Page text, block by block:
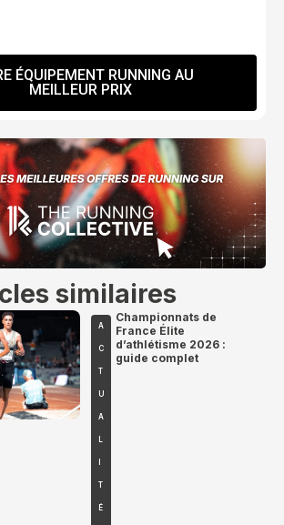
ÉQUIPEMENT RUNNING AU
MEILLEUR PRIX
similaires
A
C
T
U
A
L
T
É
Championnats de
France Élite
d’athlétisme 2026 :
guide complet